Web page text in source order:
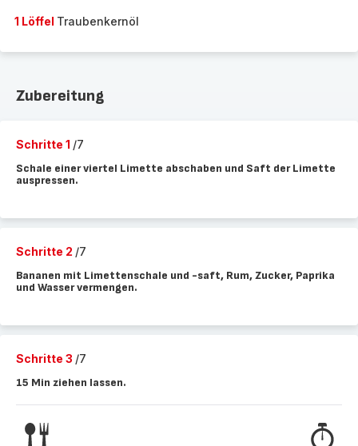
1 Löffel Traubenkernöl
Zubereitung
Schritte 1 /7
Schale einer viertel Limette abschaben und Saft der Limette
auspressen.
Schritte 2 /7
Bananen mit Limettenschale und -saft, Rum, Zucker, Paprika
und Wasser vermengen.
Schritte 3 /7
15 Min ziehen lassen.